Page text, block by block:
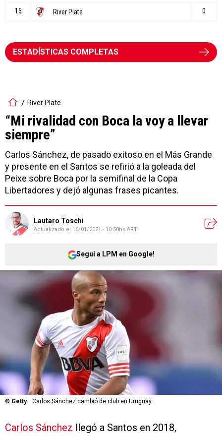
ESTADÍSTICAS COMPLETAS
River Plate
“Mi rivalidad con Boca la voy a llevar
siempre”
Carlos Sánchez, de pasado exitoso en el Más Grande
y presente en el Santos se refirió a la goleada del
Peixe sobre Boca por la semifinal de la Copa
Libertadores y dejó algunas frases picantes.
Lautaro Toschi
Actualizado el 16/01/2021 - 10:50hs ART
Seguí a LPM en Google!
© Getty. Carlos Sánchez cambió de club en Uruguay.
Carlos Sánchez llegó a Santos en 2018,